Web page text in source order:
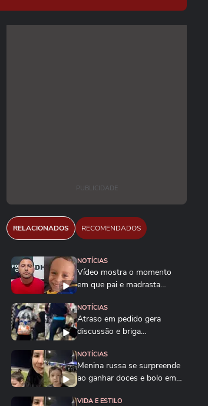
PUBLICIDADE
RELACIONADOS RECOMENDADOS
NOTÍCIAS
Vídeo mostra o momento
em que pai e madrasta
NOTÍCIAS
Atraso em pedido gera
discussão e briga
NOTÍCIAS
Menina russa se surpreende
ao ganhar doces e bolo em
VIDA E ESTILO